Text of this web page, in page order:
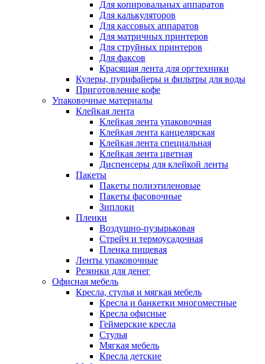
Для копировальных аппаратов
Для калькуляторов
Для кассовых аппаратов
Для матричных принтеров
Для струйных принтеров
Для факсов
Красящая лента для оргтехники
Кулеры, пурифайеры и фильтры для воды
Приготовление кофе
Упаковочные материалы
Клейкая лента
Клейкая лента упаковочная
Клейкая лента канцелярская
Клейкая лента специальная
Клейкая лента цветная
Диспенсеры для клейкой ленты
Пакеты
Пакеты полиэтиленовые
Пакеты фасовочные
Зиплоки
Пленки
Воздушно-пузырьковая
Стрейч и термоусадочная
Пленка пищевая
Ленты упаковочные
Резинки для денег
Офисная мебель
Кресла, стулья и мягкая мебель
Кресла и банкетки многоместные
Кресла офисные
Геймерские кресла
Стулья
Мягкая мебель
Кресла детские